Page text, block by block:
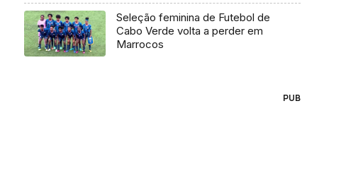
Seleção feminina de Futebol de
Cabo Verde volta a perder em
Marrocos
PUB